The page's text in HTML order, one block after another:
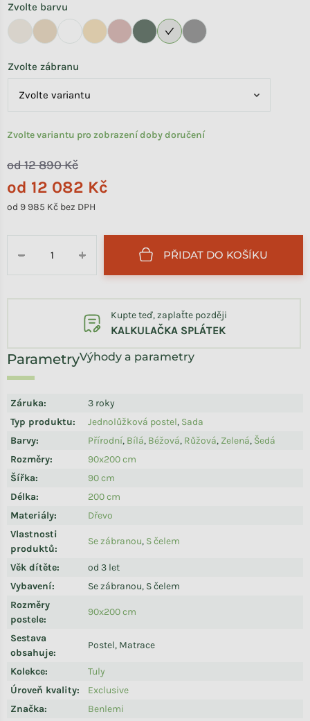
od 12 890 Kč
od 12 082 Kč
od 9 985 Kč bez DPH
Zvolte variantu pro zobrazení doby doručení
Zvolte barvu
Zvolte zábranu
+
− PŘIDAT DO KOŠÍKU
Výhody a parametry
Záruka:
3 roky
Typ produktu: Jednolůžková postel, Sada
Barvy: Přírodní, Bílá, Béžová, Růžová, Zelená, Šedá
Rozměry:
90x200 cm
Šířka:
90 cm
Délka:
200 cm
Materiály:
Dřevo
Vlastnosti
produktů:
Se zábranou, S čelem
Věk dítěte:
od 3 let
Vybavení:
Se zábranou, S čelem
Rozměry
postele:
90x200 cm
Sestava
obsahuje:
Postel, Matrace
Kolekce:
Tuly
Úroveň kvality:
Exclusive
Značka: Benlemi
Kupte teď, zaplaťte později
KALKULAČKA SPLÁTEK